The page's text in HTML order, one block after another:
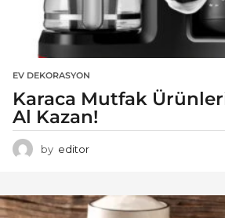
EV DEKORASYON
Karaca Mutfak
Al Kazan!
by editor